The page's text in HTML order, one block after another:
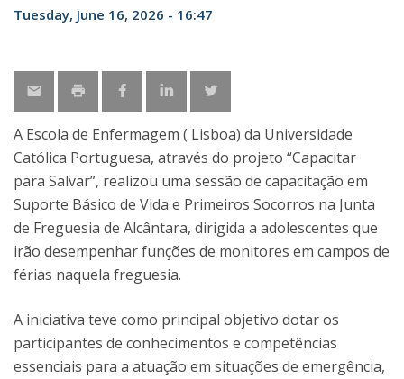
Tuesday, June 16, 2026 - 16:47
A Escola de Enfermagem ( Lisboa) da Universidade
Católica Portuguesa, através do projeto “Capacitar
para Salvar”, realizou uma sessão de capacitação em
Suporte Básico de Vida e Primeiros Socorros na Junta
de Freguesia de Alcântara, dirigida a adolescentes que
irão desempenhar funções de monitores em campos de
férias naquela freguesia.
A iniciativa teve como principal objetivo dotar os
participantes de conhecimentos e competências
essenciais para a atuação em situações de emergência,